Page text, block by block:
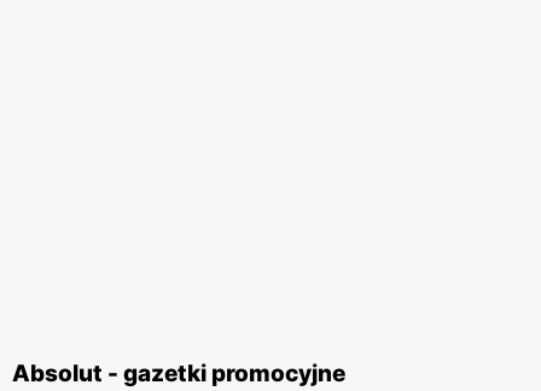
Absolut - gazetki promocyjne